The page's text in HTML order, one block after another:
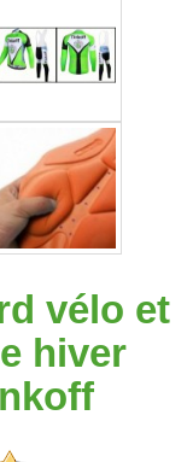
vélo et
hiver